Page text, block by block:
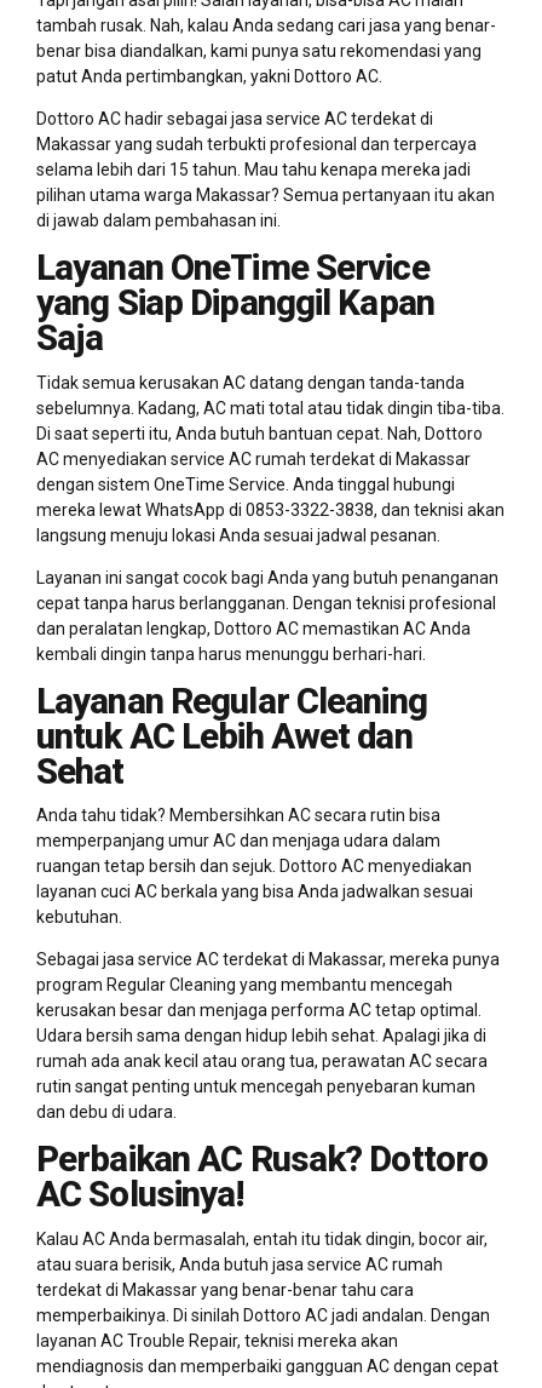
tambah rusak. Nah, kalau Anda sedang cari jasa yang benar-
benar bisa diandalkan, kami punya satu rekomendasi yang
patut Anda pertimbangkan, yakni Dottoro AC.
Dottoro AC hadir sebagai jasa service AC terdekat di
Makassar yang sudah terbukti profesional dan terpercaya
selama lebih dari 15 tahun. Mau tahu kenapa mereka jadi
pilihan utama warga Makassar? Semua pertanyaan itu akan
di jawab dalam pembahasan ini.
Layanan OneTime Service
yang Siap Dipanggil Kapan
Saja
Tidak semua kerusakan AC datang dengan tanda-tanda
sebelumnya. Kadang, AC mati total atau tidak dingin tiba-tiba.
Di saat seperti itu, Anda butuh bantuan cepat. Nah, Dottoro
AC menyediakan service AC rumah terdekat di Makassar
dengan sistem OneTime Service. Anda tinggal hubungi
mereka lewat WhatsApp di 0853-3322-3838, dan teknisi akan
langsung menuju lokasi Anda sesuai jadwal pesanan.
Layanan ini sangat cocok bagi Anda yang butuh penanganan
cepat tanpa harus berlangganan. Dengan teknisi profesional
dan peralatan lengkap, Dottoro AC memastikan AC Anda
kembali dingin tanpa harus menunggu berhari-hari.
Layanan Regular Cleaning
untuk AC Lebih Awet dan
Sehat
Anda tahu tidak? Membersihkan AC secara rutin bisa
memperpanjang umur AC dan menjaga udara dalam
ruangan tetap bersih dan sejuk. Dottoro AC menyediakan
layanan cuci AC berkala yang bisa Anda jadwalkan sesuai
kebutuhan.
Sebagai jasa service AC terdekat di Makassar, mereka punya
program Regular Cleaning yang membantu mencegah
kerusakan besar dan menjaga performa AC tetap optimal.
Udara bersih sama dengan hidup lebih sehat. Apalagi jika di
rumah ada anak kecil atau orang tua, perawatan AC secara
rutin sangat penting untuk mencegah penyebaran kuman
dan debu di udara.
Perbaikan AC Rusak? Dottoro
AC Solusinya!
Kalau AC Anda bermasalah, entah itu tidak dingin, bocor air,
atau suara berisik, Anda butuh jasa service AC rumah
terdekat di Makassar yang benar-benar tahu cara
memperbaikinya. Di sinilah Dottoro AC jadi andalan. Dengan
layanan AC Trouble Repair, teknisi mereka akan
mendiagnosis dan memperbaiki gangguan AC dengan cepat